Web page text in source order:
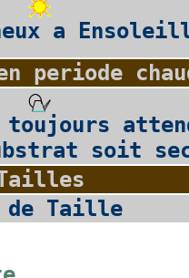
a
periode
toujours
soit
de Taille